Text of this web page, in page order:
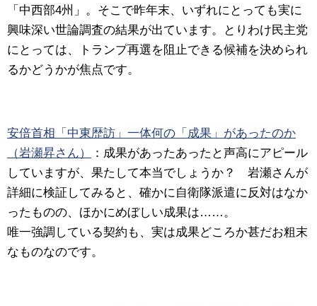
「中西部4州」。そこで昨年末、いずれにとっても実に
興味深い世論調査の結果が出ています。とりわけ民主党
にとっては、トランプ再選を阻止できる候補を決められ
るかどうかが焦点です。
安倍首相「中東歴訪」一体何の「成果」があったのか
（岩瀬昇さん）
： 成果があったあったと声高にアピール
していますが、果たして本当でしょうか？ 岩瀬さんが
詳細に検証してみると、確かに 自衛隊派遣に反対はなか
ったものの、ほかにめぼしい成果は……。
唯一強調している契約も、実は成果どころか甚だお粗末
なものなのです。